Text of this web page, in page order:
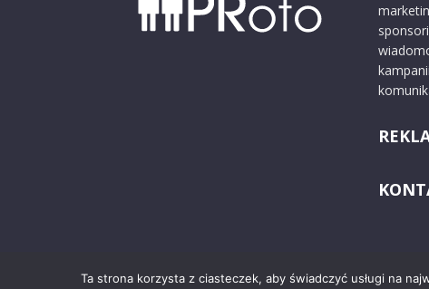
Ta strona korzysta z ciasteczek, aby świadczyć usługi na